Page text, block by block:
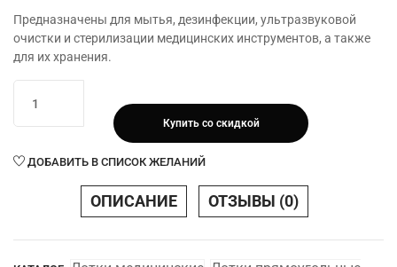
Предназначены для мытья, дезинфекции, ультразвуковой
очистки и стерилизации медицинских инструментов, а также
для их хранения.
товара
Лоток
сетчатый
Купить со скидкой
ДОБАВИТЬ В СПИСОК ЖЕЛАНИЙ
ОПИСАНИЕ ОТЗЫВЫ (0)